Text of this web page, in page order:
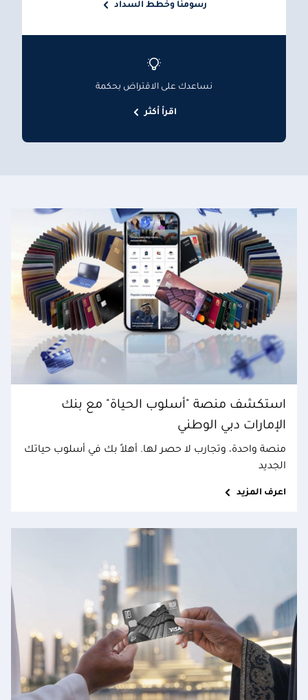
رسومنا وخطط السداد
نساعدك على الاقتراض بحكمة
اقرأ أكثر
استكشف منصة "أسلوب الحياة" مع بنك
الإمارات دبي الوطني
منصة واحدة، وتجارب لا حصر لها. أهلاً بك في أسلوب حياتك
الجديد
اعرف المزيد